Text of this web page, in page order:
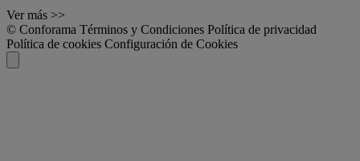
Ver más >>
© Conforama Términos y Condiciones Política de privacidad
Política de cookies Configuración de Cookies